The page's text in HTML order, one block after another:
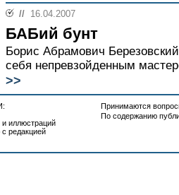
// 16.04.2007
БАБий бунт
Борис Абрамович
себя непревзойденным
>>
иллюстраций
редакцией
Принимаются
По содержанию